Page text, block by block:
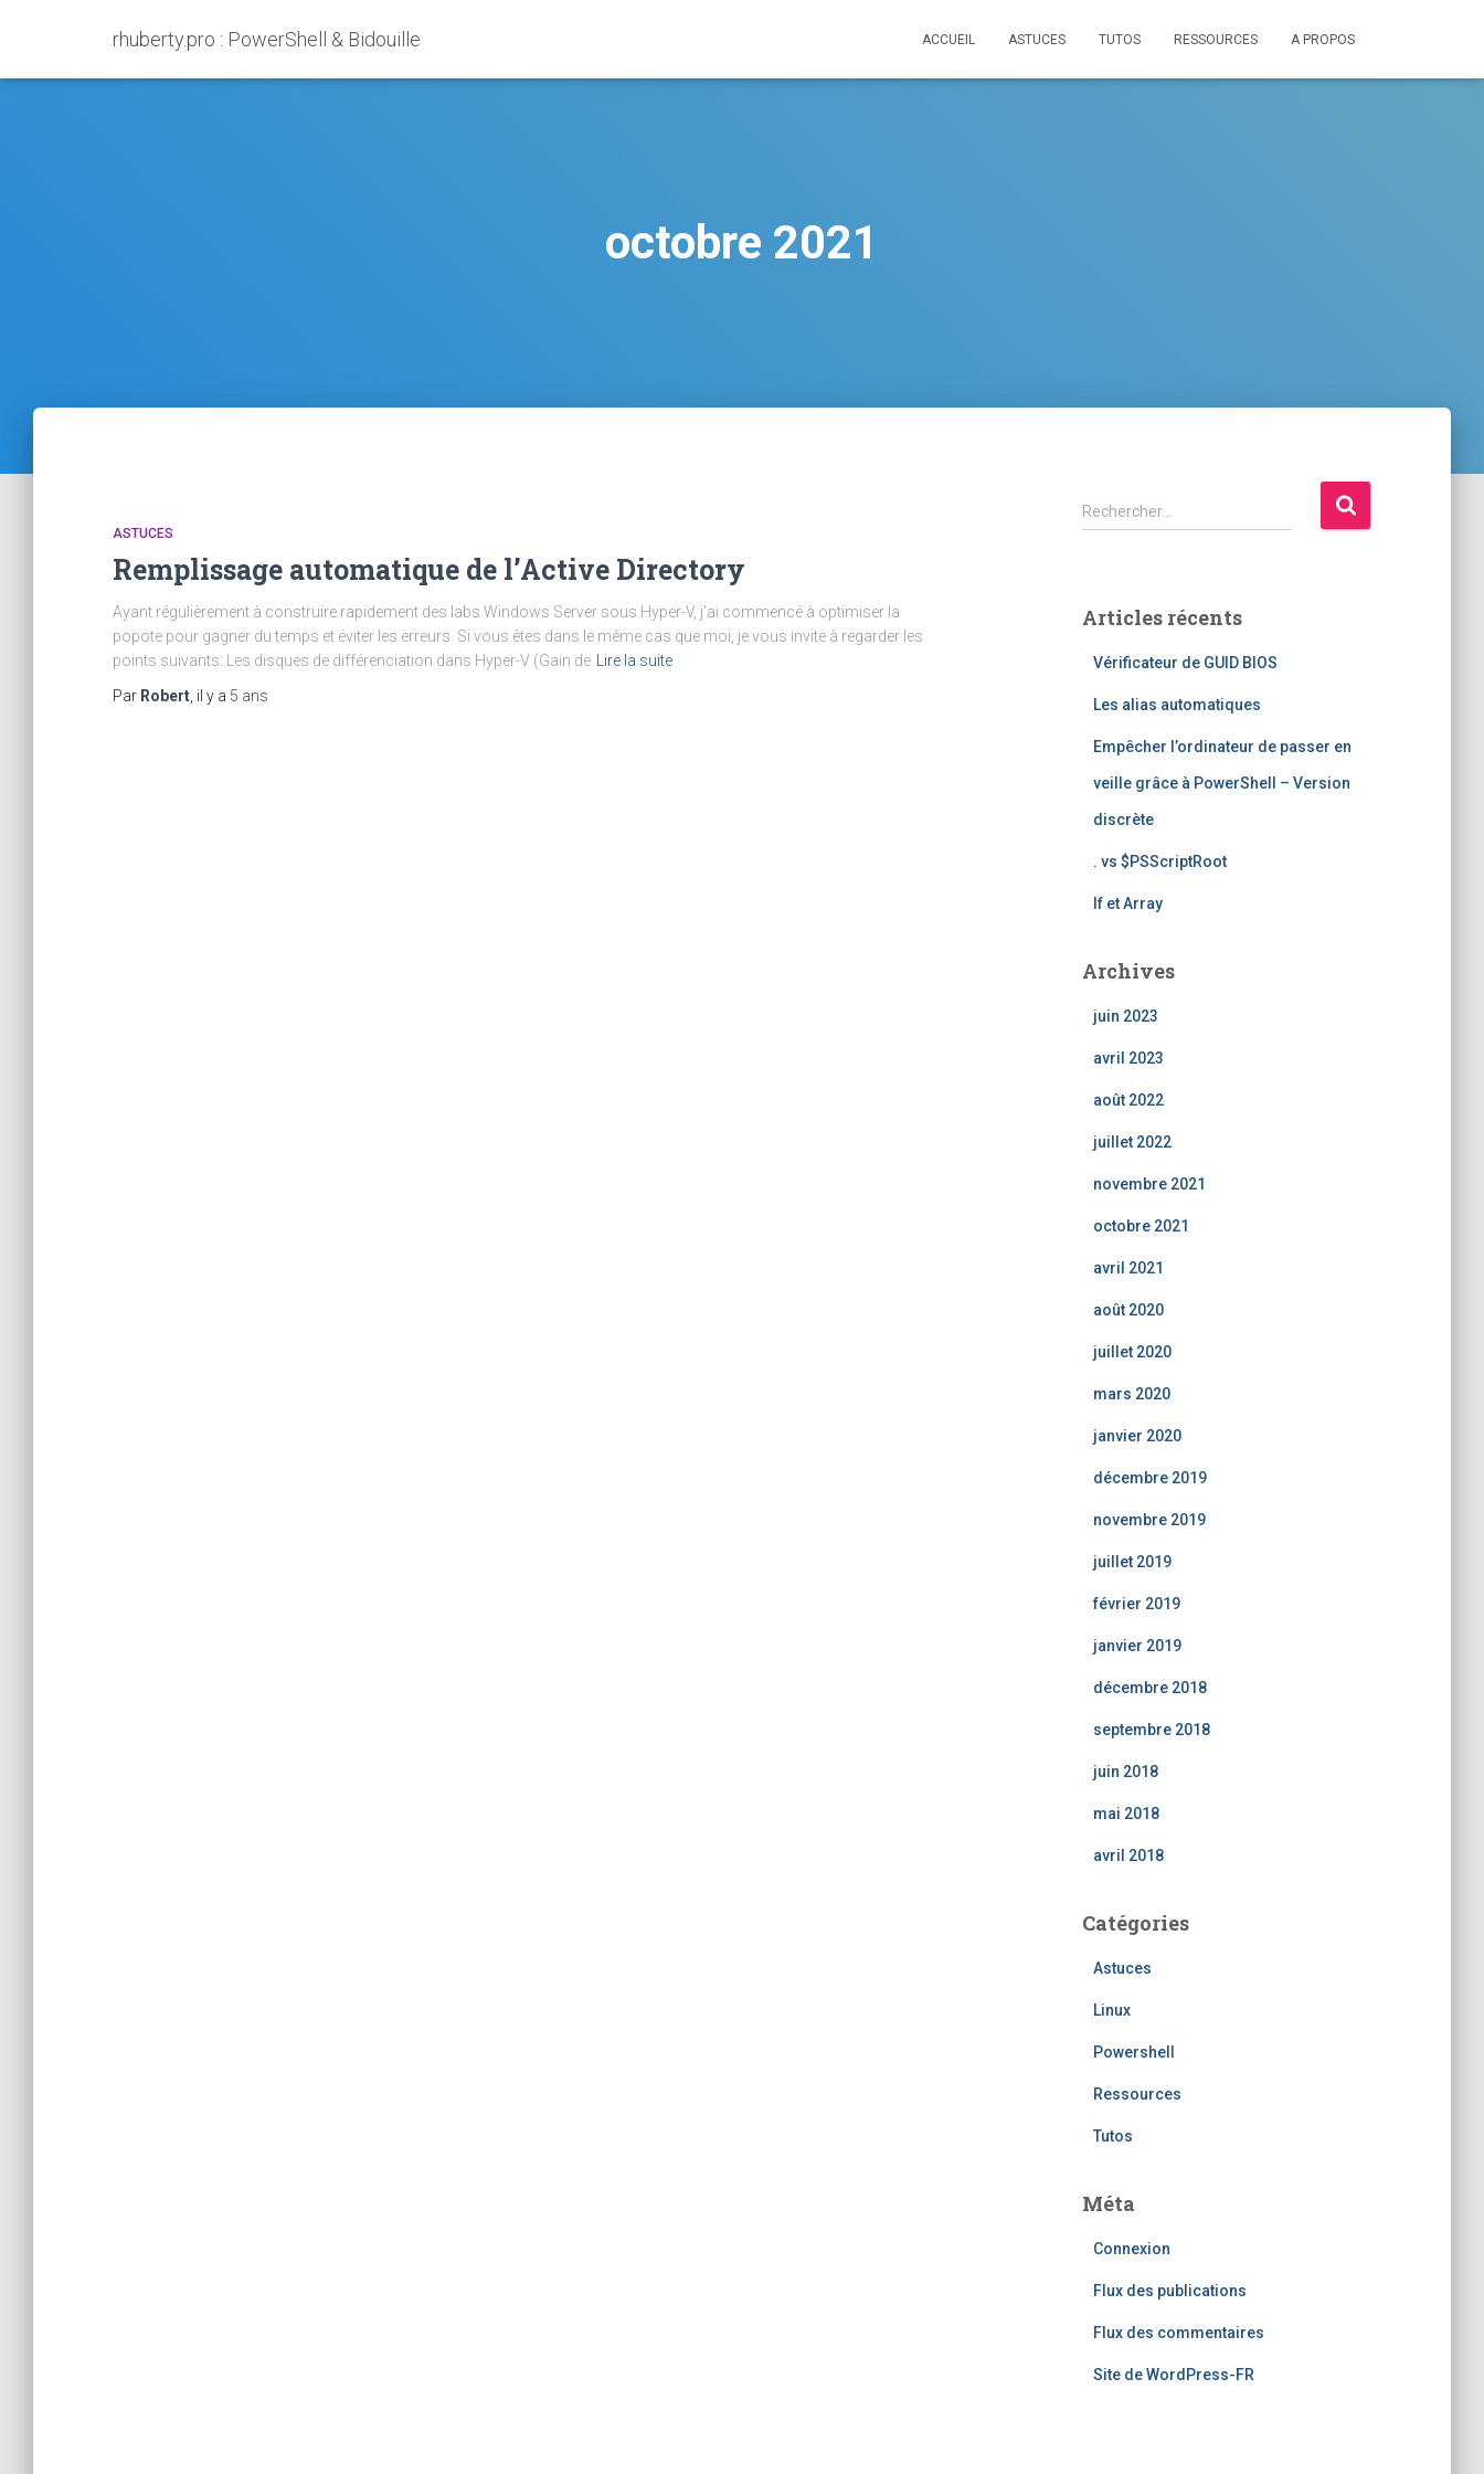
rhuberty.pro : PowerShell & Bidouille ACCUEIL ASTUCES TUTOS RESSOURCES A PROPOS
octobre 2021
ASTUCES
Remplissage automatique de l’Active Directory
Ayant régulièrement à construire rapidement des labs Windows Server sous Hyper-V, j’ai commencé à optimiser la
popote pour gagner du temps et éviter les erreurs. Si vous êtes dans le même cas que moi, je vous invite à regarder les
points suivants: Les disques de différenciation dans Hyper-V (Gain de
Lire la suite
Par Robert , il y a 5 ans
R
e
r
Rechercher…
Articles récents
Vérificateur de GUID BIOS
Les alias automatiques
Empêcher l’ordinateur de passer en
veille grâce à PowerShell – Version
discrète
. vs $PSScriptRoot
If et Array
Archives
juin 2023
avril 2023
août 2022
juillet 2022
novembre 2021
octobre 2021
avril 2021
août 2020
juillet 2020
mars 2020
janvier 2020
décembre 2019
novembre 2019
juillet 2019
février 2019
janvier 2019
décembre 2018
septembre 2018
juin 2018
mai 2018
avril 2018
Catégories
Astuces
Linux
Powershell
Ressources
Tutos
Méta
Connexion
Flux des publications
Flux des commentaires
Site de WordPress-FR